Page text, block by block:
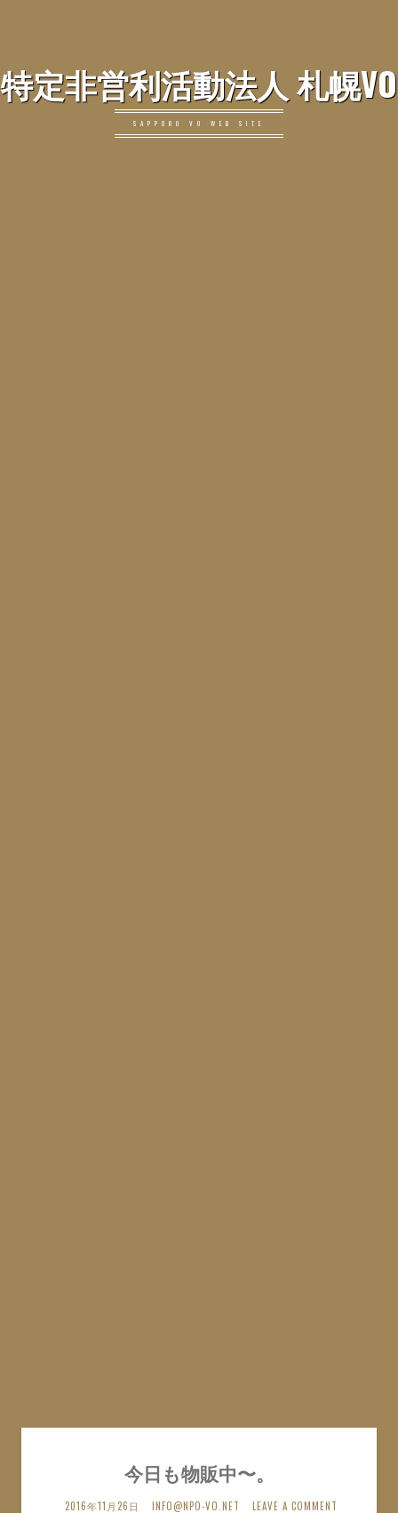
特定非営利活動法人 札幌VO
SAPPORO VO WEB SITE
今日も物販中〜。
2016年11月26日 INFO@NPO-VO.NET LEAVE A COMMENT